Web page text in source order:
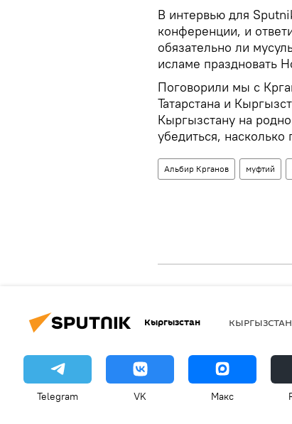
В интервью для
конференции, и
обязательно ли
исламе праздновать
Поговорили мы с
Татарстана и
Кыргызстану на
убедиться,
Альбир Крганов муфтий
Кыргызстан КЫРГЫЗСТАН
Telegram VK Макс